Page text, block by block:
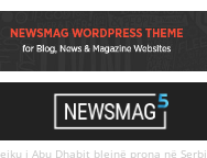
i Abu Dhabit blejnë prona në Serbi